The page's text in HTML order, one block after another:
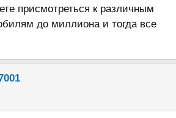
присмотреться к различным
до миллиона и тогда все